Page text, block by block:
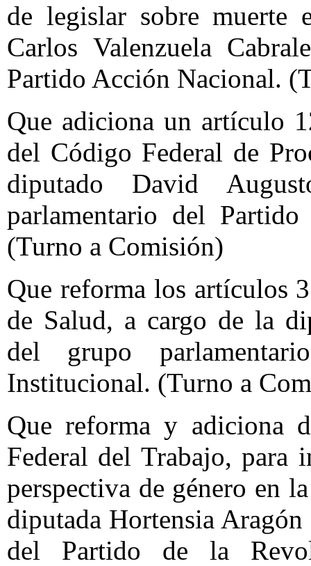
de legislar sobre muerte
Carlos Valenzuela
Partido Acción Nacional.
Que adiciona un artículo
del Código Federal de
diputado David
parlamentario del
(Turno a Comisión)
Que reforma los artículos
de Salud, a cargo de la
del grupo
Institucional. (Turno a
Que reforma y adiciona
Federal del Trabajo, para
perspectiva de género en
diputada Hortensia
del Partido de la